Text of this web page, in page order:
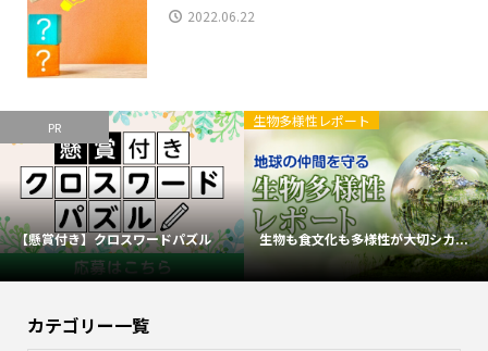
2022.06.22
PR
【懸賞付き】クロスワードパズル
生物多様性レポート
生物も食文化も多様性が大切シカ...
カテゴリー一覧